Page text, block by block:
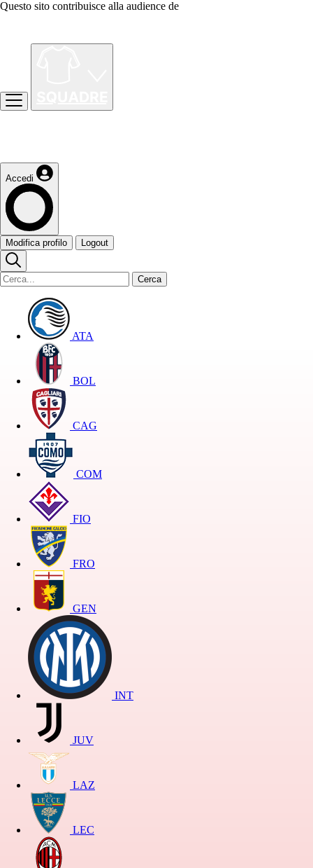
Questo sito contribuisce alla audience de
Accedi
Modifica profilo Logout
Cerca
ATA
BOL
CAG
COM
FIO
FRO
GEN
INT
JUV
LAZ
LEC